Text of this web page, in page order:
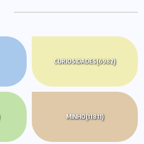
CURIOSIDADES(6982)
MINHO(11811)